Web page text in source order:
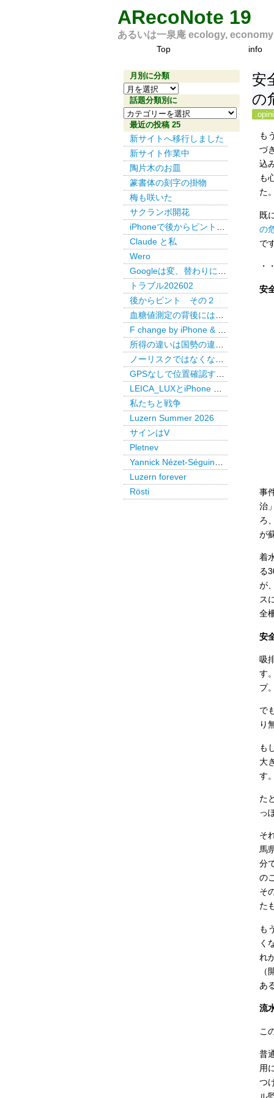
ARecoNote 19
あるいは一泉庵 ecology,
Top info
安
の
も
づ
込
も
た
既
の
で
・
安
事
治
ろ
が
着
る
が
ス
全
安
吸
す
プ
で
り
も
大
す
た
っ
そ
馬
分
の
そ
た
も
く
れ
あ
流
こ
普
用
つ
月別に分類
月
別
に
分
類
話題分類別に
話
題
分
類
別
に
最近の投稿 25
新サイトへ移行しました
新サイト作業中
陶片木のお皿
篆書体の刻字の掛物
梅も咲いた
サクランボ開花
Claude と私
Wero
トラブル202602
後からピント その２
私たちと戦争
Luzern Summer 2026
サインはV
Pletnev
Luzern forever
Rösti